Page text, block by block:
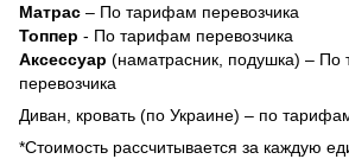
Матрас – По тарифам перевозчика
Топпер - По тарифам перевозчика
Аксессуар (наматрасник, подушка) – По
перевозчика
Диван, кровать (по Украине) – по
*Стоимость рассчитывается за каждую